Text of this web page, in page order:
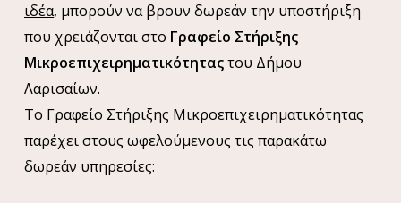
ιδέα, μπορούν να βρουν δωρεάν την υποστήριξη
που χρειάζονται στο Γραφείο Στήριξης
Μικροεπιχειρηματικότηταςτου Δήμου
Λαρισαίων.
Το Γραφείο Στήριξης Μικροεπιχειρηματικότητας
παρέχει στους ωφελούμενους τις παρακάτω
δωρεάν υπηρεσίες: